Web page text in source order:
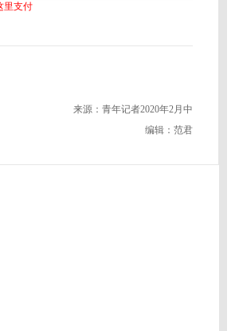
里支付
来源：青年记者2020年2月中
编辑：范君